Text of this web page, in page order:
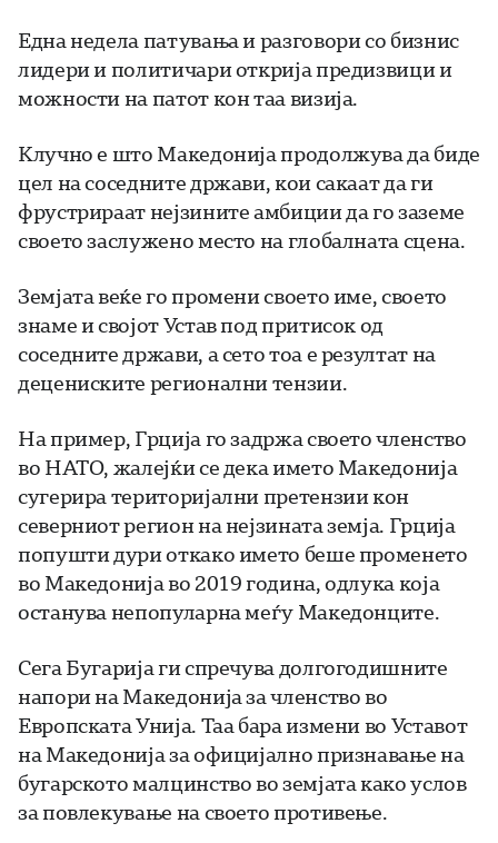
Една недела патувања и разговори со бизнис
лидери и политичари открија предизвици и
можности на патот кон таа визија.
Клучно е што Македонија продолжува да биде
цел на соседните држави, кои сакаат да ги
фрустрираат нејзините амбиции да го заземе
своето заслужено место на глобалната сцена.
Земјата веќе го промени своето име, своето
знаме и својот Устав под притисок од
соседните држави, а сето тоа е резултат на
децениските регионални тензии.
На пример, Грција го задржа своето членство
во НАТО, жалејќи се дека името Македонија
сугерира територијални претензии кон
северниот регион на нејзината земја. Грција
попушти дури откако името беше променето
во Македонија во 2019 година, одлука која
останува непопуларна меѓу Македонците.
Сега Бугарија ги спречува долгогодишните
напори на Македонија за членство во
Европската Унија. Таа бара измени во Уставот
на Македонија за официјално признавање на
бугарското малцинство во земјата како услов
за повлекување на своето противење.